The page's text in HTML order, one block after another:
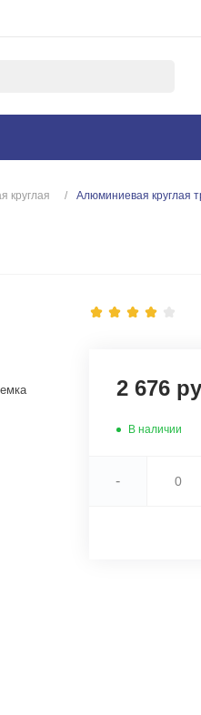
круглая / Алюминиевая круглая
2 676
В наличии
-